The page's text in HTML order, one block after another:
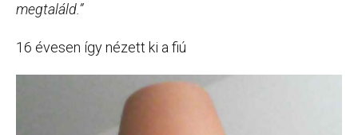
megtaláld.”
16 évesen így nézett ki a fiú